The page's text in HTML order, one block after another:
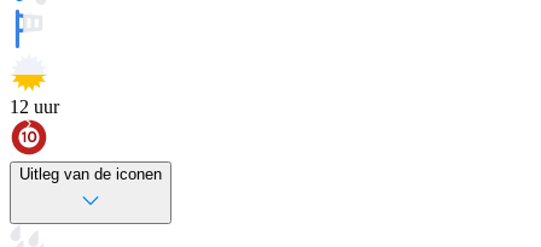
12 uur
Uitleg van de iconen